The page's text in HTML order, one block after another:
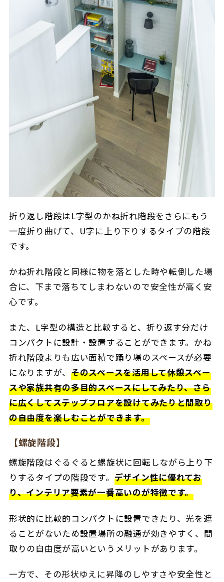
折り返し階段はL字型のかね折れ階段をさらにもう
一度折り曲げて、U字に上り下りするタイプの階段
です。
かね折れ階段と同様に物を落とした時や転倒した場
合に、下まで落ちてしまわないので安全性が高く安
心です。
また、L字型の構造と比較すると、折り返す分だけ
コンパクトに設計・設置することができます。かね
折れ階段よりも広い面積で踊り場のスペースが必要
になりますが、そのスペースを活用して休憩スペー
スや家族共有の多目的スペースにしてみたり、さら
に広くしてステップフロアを設けてみたりと間取り
の自由度を楽しむことができます。
【螺旋階段】
螺旋階段はぐるぐると螺旋状に回転しながら上り下
りするタイプの階段です。 デザイン性に優れてお
り、インテリア要素が一番高いのが特徴です。
形状的に比較的コンパクトに設置できたり、光を遮
ることがないため設置場所の融通が効きやすく、間
取りの自由度が高いというメリットがあります。
一方で、その形状ゆえに昇降のしやすさや安全性と